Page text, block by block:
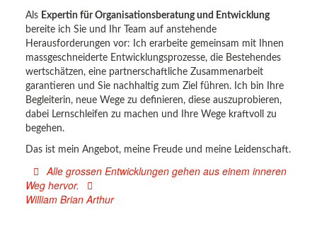
Als Expertin für Organisationsberatung und Entwicklung
bereite ich Sie und Ihr Team auf anstehende
Herausforderungen vor: Ich erarbeite gemeinsam mit Ihnen
massgeschneiderte Entwicklungsprozesse, die Bestehendes
wertschätzen, eine partnerschaftliche Zusammenarbeit
garantieren und Sie nachhaltig zum Ziel führen. Ich bin Ihre
Begleiterin, neue Wege zu definieren, diese auszuprobieren,
dabei Lernschleifen zu machen und Ihre Wege kraftvoll zu
begehen.
Das ist mein Angebot, meine Freude und meine Leidenschaft.
Alle grossen Entwicklungen gehen aus einem inneren
Weg hervor.
William Brian Arthur